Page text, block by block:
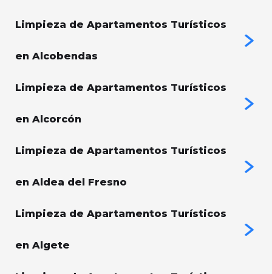
Limpieza de Apartamentos Turísticos
en Alcobendas
Limpieza de Apartamentos Turísticos
en Alcorcón
Limpieza de Apartamentos Turísticos
en Aldea del Fresno
Limpieza de Apartamentos Turísticos
en Algete